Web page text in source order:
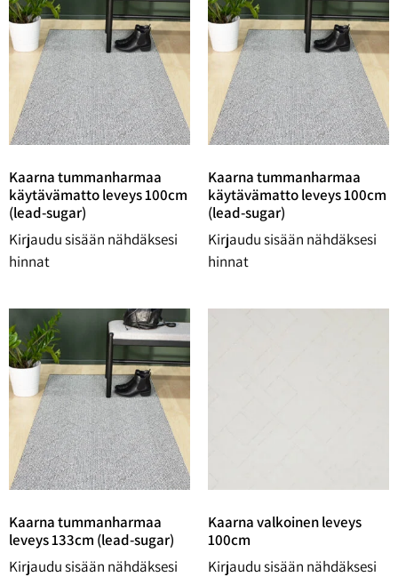
Kaarna tummanharmaa
käytävämatto leveys 100cm
(lead-sugar)
Kirjaudu sisään nähdäksesi
hinnat
Kaarna tummanharmaa
käytävämatto leveys 100cm
(lead-sugar)
Kirjaudu sisään nähdäksesi
hinnat
Kaarna tummanharmaa
leveys 133cm (lead-sugar)
Kirjaudu sisään nähdäksesi
Kaarna valkoinen leveys
100cm
Kirjaudu sisään nähdäksesi